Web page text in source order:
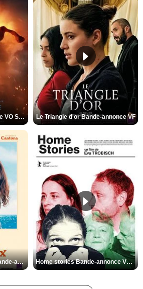
L'Odyssée Bande-annonce VO STFR Le Triangle d'or Bande-annonce VF
Les Matins merveilleux Bande-annonce VF Home stories Bande-annonce VO STFR